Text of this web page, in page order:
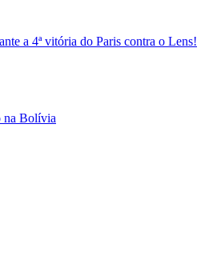
a 4ª vitória do Paris contra o Lens!
na Bolívia